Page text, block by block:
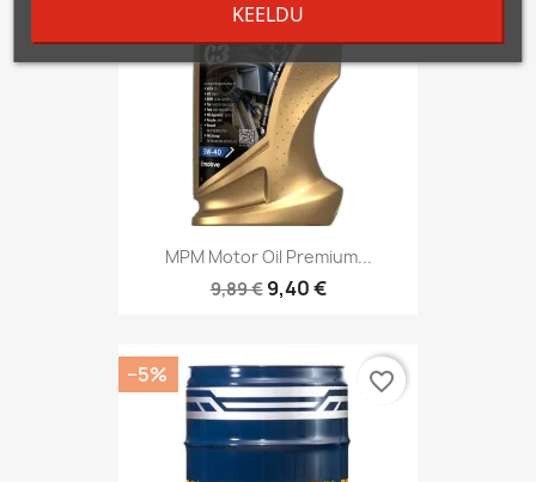
MPM Motor Oil Premium...
9,89 € 9,40 €
−5% favorite_border
KEELDU